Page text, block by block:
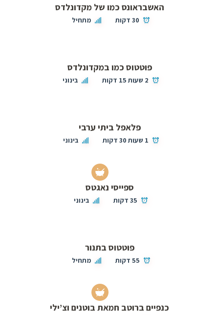
האשבראונס כמו של מקדונלדס
30 דקות מתחיל
פוטטוס כמו במקדונלדס
2 שעות 15 דקות בינוני
פלאפל ביתי ערבי
1 שעות 30 דקות בינוני
ספייסי נאגטס
35 דקות בינוני
פוטטוס בתנור
55 דקות מתחיל
כנפיים ברוטב חמאת בוטנים וצ’ילי